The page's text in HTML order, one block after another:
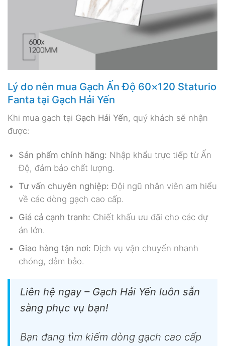
Lý do nên mua Gạch Ấn Độ 60×120 Staturio
Fanta tại Gạch Hải Yến
Khi mua gạch tại Gạch Hải Yến, quý khách sẽ nhận
được:
Sản phẩm chính hãng: Nhập khẩu trực tiếp từ Ấn
Độ, đảm bảo chất lượng.
Tư vấn chuyên nghiệp: Đội ngũ nhân viên am hiểu
về các dòng gạch cao cấp.
Giá cả cạnh tranh: Chiết khấu ưu đãi cho các dự
án lớn.
Giao hàng tận nơi: Dịch vụ vận chuyển nhanh
chóng, đảm bảo.
Liên hệ ngay – Gạch Hải Yến luôn sẵn
sàng phục vụ bạn!
Bạn đang tìm kiếm dòng gạch cao cấp